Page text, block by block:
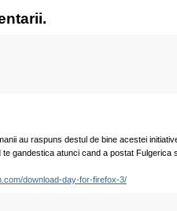
au raspuns destul de bine acestei
te gandestica atunci cand a postat Fulgerica
download-day-for-firefox-3/